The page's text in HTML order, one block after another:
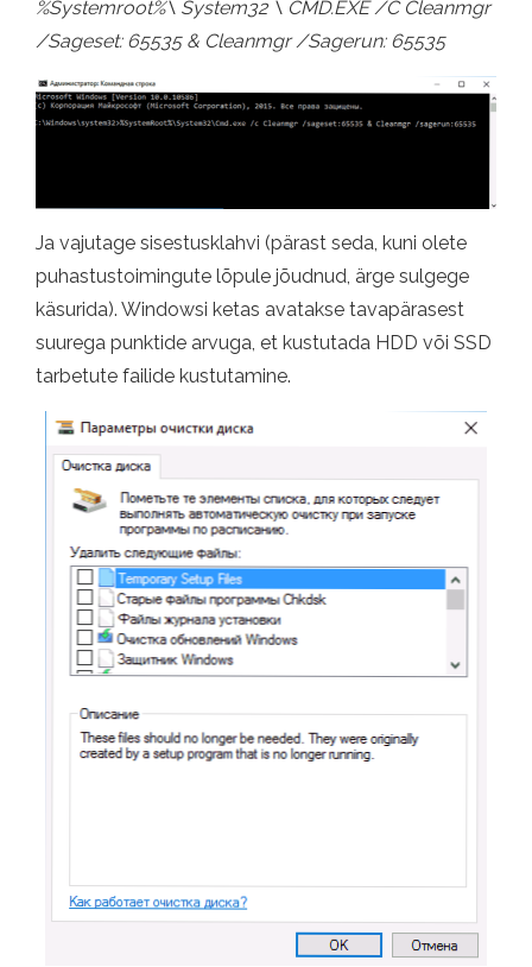
%Systemroot%\ System32 \ CMD.EXE /C Cleanmgr
/Sageset: 65535 & Cleanmgr /Sagerun: 65535
Ja vajutage sisestusklahvi (pärast seda, kuni olete
puhastustoimingute lõpule jõudnud, ärge sulgege
käsurida). Windowsi ketas avatakse tavapärasest
suurega punktide arvuga, et kustutada HDD või SSD
tarbetute failide kustutamine.